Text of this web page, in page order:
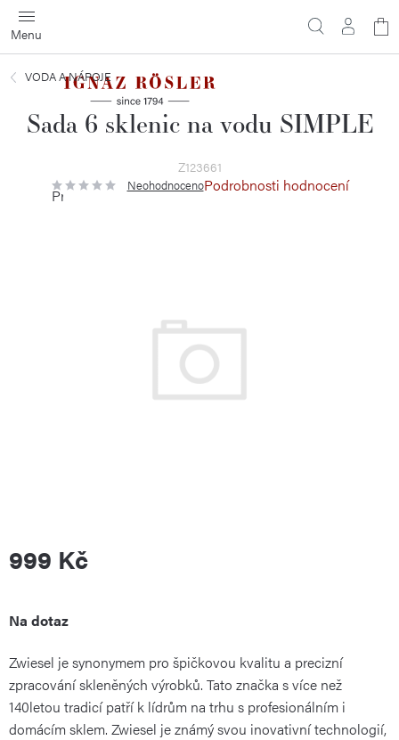
Přejít
na
obsah
VODA A NÁPOJE
Sada 6 sklenic na vodu SIMPLE
Z123661
Průměrné
hodnocení
NeohodnocenoPodrobnosti hodnocení
999 Kč
Měrná
cena:
Na dotaz
Zwiesel je synonymem pro špičkovou kvalitu a precizní
zpracování skleněných výrobků. Tato značka s více než
140letou tradicí patří k lídrům na trhu s profesionálním i
domácím sklem. Zwiesel je známý svou inovativní technologií,